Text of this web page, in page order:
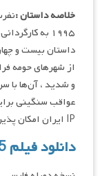
خلاصه داستان :
۱۹۹۵ به
داستان بیست و
از شهرهای حومه
و شدید ، آن‌ها با
عواقب سنگینی
IP ایران امکان پذیر هست
دانلود فیلم La Haine 1995